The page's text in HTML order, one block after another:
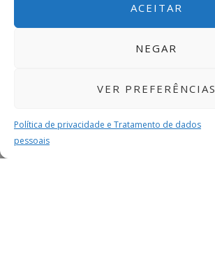
ACEITAR
NEGAR
VER PREFERÊNCIAS
Política de privacidade e Tratamento de dados
pessoais